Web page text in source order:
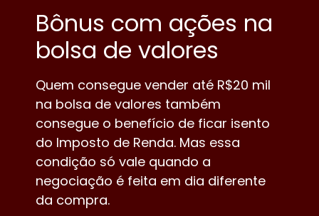
Bônus com ações na
bolsa de valores
Quem consegue vender até R$20 mil
na bolsa de valores também
consegue o benefício de ficar isento
do Imposto de Renda. Mas essa
condição só vale quando a
negociação é feita em dia diferente
da compra.